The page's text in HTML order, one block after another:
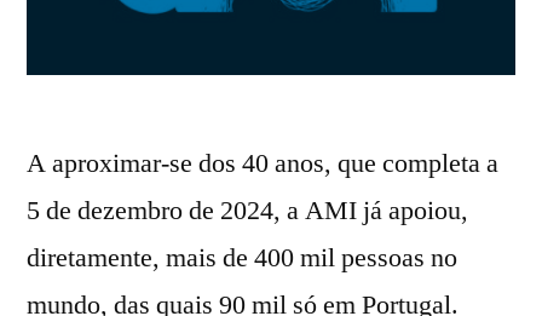
A aproximar-se dos 40 anos, que completa a
5 de dezembro de 2024, a AMI já apoiou,
diretamente, mais de 400 mil pessoas no
mundo, das quais 90 mil só em Portugal.